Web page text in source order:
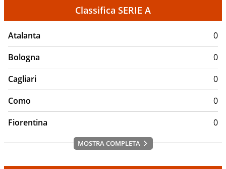
Classifica SERIE A
Atalanta
0
Bologna
0
Cagliari
0
Como
0
Fiorentina
0
MOSTRA COMPLETA